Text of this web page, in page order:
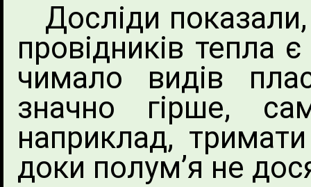
Досліди
провідників тепла
чимало видів
значно гірше,
наприклад,
доки полум’я не